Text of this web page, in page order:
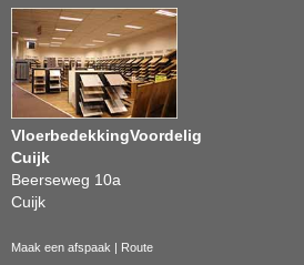
VloerbedekkingVoordelig
Cuijk
Beerseweg 10a
Cuijk
Maak een afspaak Route